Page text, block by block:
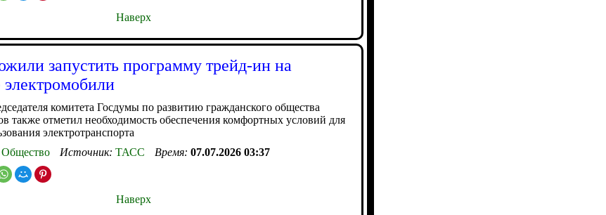
Наверх
запустить программу трейд-ин на
комитета Госдумы по развитию гражданского общества
также отметил необходимость обеспечения комфортных условий для
электротранспорта
Общество Источник: ТАСС Время: 07.07.2026 03:37
Наверх